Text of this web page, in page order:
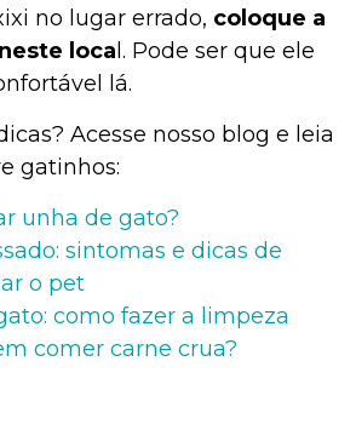
no lugar errado, coloque a
loca l. Pode ser que ele
lá.
Acesse nosso blog e leia
gatinhos:
unha de gato?
sintomas e dicas de
o pet
como fazer a limpeza
comer carne crua?